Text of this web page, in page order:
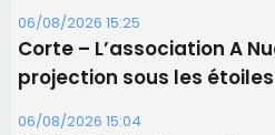
05/08/2026 09:53
Biguglia : messe de la
procession le 14 août